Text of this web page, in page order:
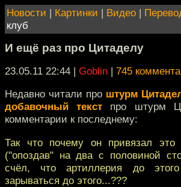
Новости | Картинки | Видео |
клуб
И ещё раз про Цитаделу
23.05.11 22:44 | Goblin | 745
Недавно читали про штурм
добавочный текст про штурм
комментарии к последнему:
Так что почему он привязал это
("опоздав" на два с половиной
счёл, что артиллерия до
зарываться до этого...???